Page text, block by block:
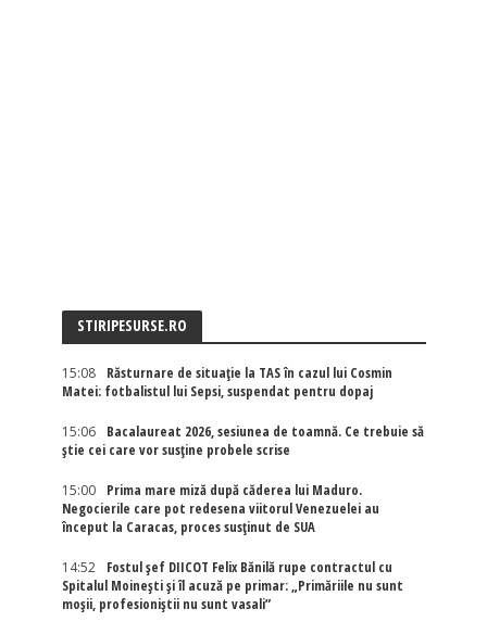
STIRIPESURSE.RO
15:08
Răsturnare de situație la TAS în cazul lui Cosmin
Matei: fotbalistul lui Sepsi, suspendat pentru dopaj
15:06
Bacalaureat 2026, sesiunea de toamnă. Ce trebuie să
știe cei care vor susține probele scrise
15:00
Prima mare miză după căderea lui Maduro.
Negocierile care pot redesena viitorul Venezuelei au
început la Caracas, proces susținut de SUA
14:52
Fostul șef DIICOT Felix Bănilă rupe contractul cu
Spitalul Moinești și îl acuză pe primar: „Primăriile nu sunt
moșii, profesioniștii nu sunt vasali”